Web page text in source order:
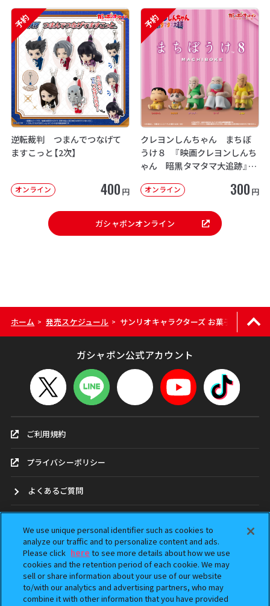
予約
逆転裁判 つまんでつなげて
ますこっと【2次】
オンライン 400 円
予約
クレヨンしんちゃん まちぼ
うけ８ 『映画クレヨンしんち
ゃん 暗黒タマタマ大追跡』【2
オンライン 300 円
ガシャポンオンライン
ホーム > 発売スケジュール > サンリオキャラクターズ お菓子チャーム2
ガシャポン公式アカウント
ご利用規約
プライバシーポリシー
よくあるご質問
ガシャポンどこ？
アンケート
We use unique personal identifier such as cookies to
analyze our traffic and to personalize content and ads.
Please click here to see more details about how we use
cookies and the retention period of each cookie. We may
sell or share information about your use of our website
to/with our analytics and advertising partners, who may
combine it with other information that you have provided